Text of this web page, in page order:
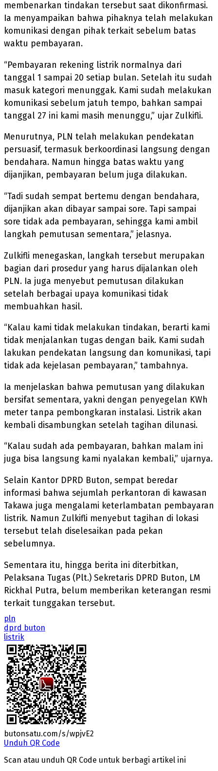
membenarkan tindakan tersebut saat dikonfirmasi.
Ia menyampaikan bahwa pihaknya telah melakukan
komunikasi dengan pihak terkait sebelum batas
waktu pembayaran.
“Pembayaran rekening listrik normalnya dari
tanggal 1 sampai 20 setiap bulan. Setelah itu sudah
masuk kategori menunggak. Kami sudah melakukan
komunikasi sebelum jatuh tempo, bahkan sampai
tanggal 27 ini kami masih menunggu,” ujar Zulkifli.
Menurutnya, PLN telah melakukan pendekatan
persuasif, termasuk berkoordinasi langsung dengan
bendahara. Namun hingga batas waktu yang
dijanjikan, pembayaran belum juga dilakukan.
“Tadi sudah sempat bertemu dengan bendahara,
dijanjikan akan dibayar sampai sore. Tapi sampai
sore tidak ada pembayaran, sehingga kami ambil
langkah pemutusan sementara,” jelasnya.
Zulkifli menegaskan, langkah tersebut merupakan
bagian dari prosedur yang harus dijalankan oleh
PLN. Ia juga menyebut pemutusan dilakukan
setelah berbagai upaya komunikasi tidak
membuahkan hasil.
“Kalau kami tidak melakukan tindakan, berarti kami
tidak menjalankan tugas dengan baik. Kami sudah
lakukan pendekatan langsung dan komunikasi, tapi
tidak ada kejelasan pembayaran,” tambahnya.
Ia menjelaskan bahwa pemutusan yang dilakukan
bersifat sementara, yakni dengan penyegelan KWh
meter tanpa pembongkaran instalasi. Listrik akan
kembali disambungkan setelah tagihan dilunasi.
“Kalau sudah ada pembayaran, bahkan malam ini
juga bisa langsung kami nyalakan kembali,” ujarnya.
Selain Kantor DPRD Buton, sempat beredar
informasi bahwa sejumlah perkantoran di kawasan
Takawa juga mengalami keterlambatan pembayaran
listrik. Namun Zulkifli menyebut tagihan di lokasi
tersebut telah diselesaikan pada pekan
sebelumnya.
Sementara itu, hingga berita ini diterbitkan,
Pelaksana Tugas (Plt.) Sekretaris DPRD Buton, LM
Rickhal Putra, belum memberikan keterangan resmi
terkait tunggakan tersebut.
pln
dprd buton
listrik
butonsatu.com/s/wpjvE2
Unduh QR Code
Scan atau unduh QR Code untuk berbagi artikel ini